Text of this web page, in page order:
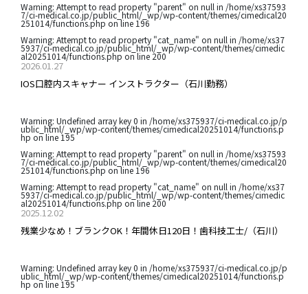
Warning: Attempt to read property "parent" on null in /home/xs37593
7/ci-medical.co.jp/public_html/_wp/wp-content/themes/cimedical20
251014/functions.php on line 196
Warning: Attempt to read property "cat_name" on null in /home/xs37
5937/ci-medical.co.jp/public_html/_wp/wp-content/themes/cimedic
al20251014/functions.php on line 200
2026.01.27
IOS口腔内スキャナー インストラクター（石川勤務）
Warning: Undefined array key 0 in /home/xs375937/ci-medical.co.jp/p
ublic_html/_wp/wp-content/themes/cimedical20251014/functions.p
hp on line 195
Warning: Attempt to read property "parent" on null in /home/xs37593
7/ci-medical.co.jp/public_html/_wp/wp-content/themes/cimedical20
251014/functions.php on line 196
Warning: Attempt to read property "cat_name" on null in /home/xs37
5937/ci-medical.co.jp/public_html/_wp/wp-content/themes/cimedic
al20251014/functions.php on line 200
2025.12.02
残業少なめ！ブランクOK！年間休日120日！歯科技工士/（石川）
Warning: Undefined array key 0 in /home/xs375937/ci-medical.co.jp/p
ublic_html/_wp/wp-content/themes/cimedical20251014/functions.p
hp on line 195